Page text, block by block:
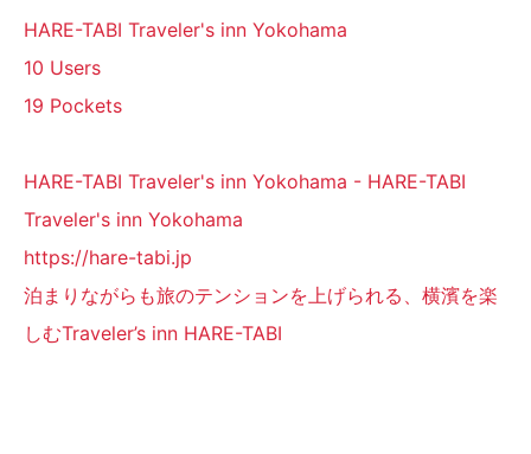
HARE-TABI Traveler's inn Yokohama
10 Users
19 Pockets
HARE-TABI Traveler's inn Yokohama - HARE-TABI
Traveler's inn Yokohama
https://hare-tabi.jp
泊まりながらも旅のテンションを上げられる、横濱を楽
しむTraveler’s inn HARE-TABI